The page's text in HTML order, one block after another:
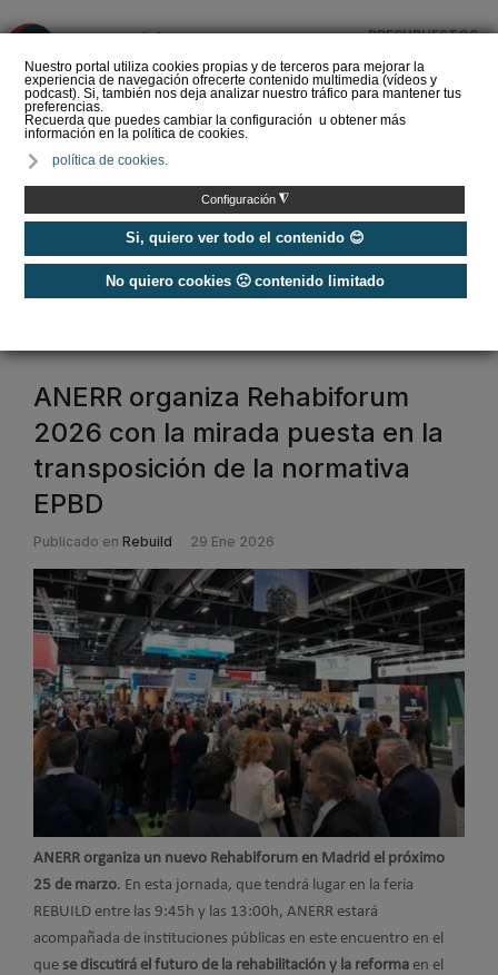
Nuestro portal utiliza cookies propias y de terceros para mejorar la
experiencia de navegación ofrecerte contenido multimedia (vídeos y
podcast). Si, también nos deja analizar nuestro tráfico para mantener tus
preferencias.
Recuerda que puedes cambiar la configuración u obtener más
información en la política de cookies.
política de cookies.
Configuración ◮
Si, quiero ver todo el contenido 😊
No quiero cookies 🙁 contenido limitado
PRESUPUESTOS
del Amperio (Episodio 3)
Etiquetas / anerr
ANERR organiza Rehabiforum
2026 con la mirada puesta en la
transposición de la normativa
EPBD
Publicado en Rebuild 29 Ene 2026
ANERR organiza un nuevo Rehabiforum en Madrid el próximo
25 de marzo. En esta jornada, que tendrá lugar en la feria
REBUILD entre las 9:45h y las 13:00h, ANERR estará
acompañada de instituciones públicas en este encuentro en el
que se discutirá el futuro de la rehabilitación y la reforma en el